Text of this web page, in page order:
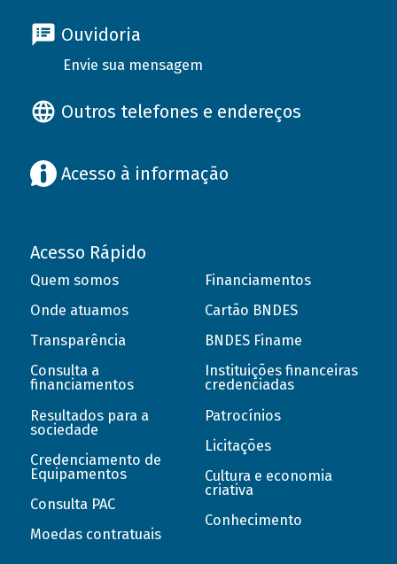
Ouvidoria
Envie sua mensagem
Outros telefones e endereços
Acesso à informação
Acesso Rápido
Quem somos
Onde atuamos
Transparência
Consulta a
financiamentos
Resultados para a
sociedade
Credenciamento de
Equipamentos
Consulta PAC
Moedas contratuais
Financiamentos
Cartão BNDES
BNDES Finame
Instituições financeiras
credenciadas
Patrocínios
Licitações
Cultura e economia
criativa
Conhecimento